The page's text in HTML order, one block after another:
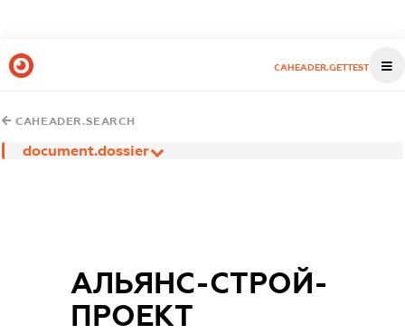
CAHEADER.GETTEST
CAHEADER.SEARCH
document.dossier
АЛЬЯНС-СТРОЙ-
ПРОЕКТ